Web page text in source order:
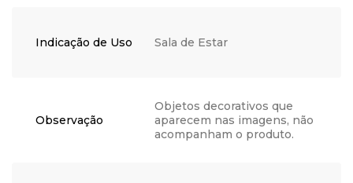
Indicação de Uso Sala de Estar
Observação
Objetos decorativos que
aparecem nas imagens, não
acompanham o produto.